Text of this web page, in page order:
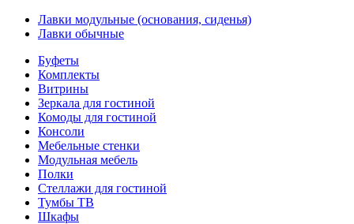
Лавки модульные (основания, сиденья)
Лавки обычные
Буфеты
Комплекты
Витрины
Зеркала для гостиной
Комоды для гостиной
Консоли
Мебельные стенки
Модульная мебель
Полки
Стеллажи для гостиной
Тумбы ТВ
Шкафы